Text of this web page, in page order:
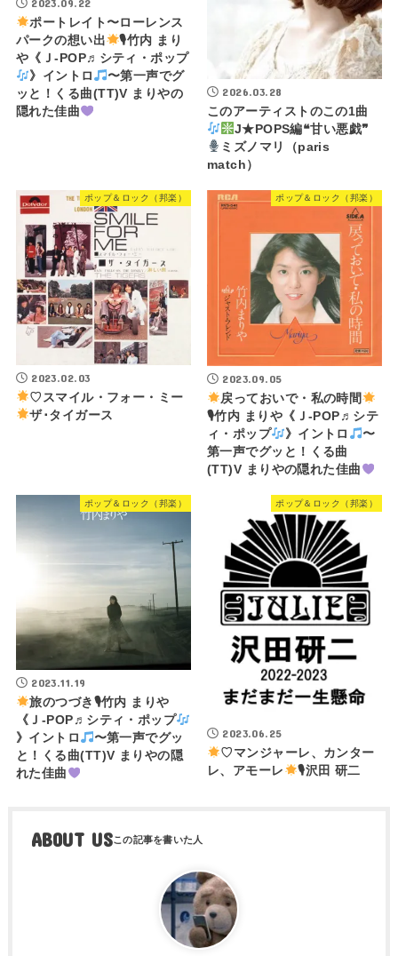
2023.09.22
ポートレイト〜ローレンス
パークの想い出
🎙竹内 まり
や《Ｊ-POP♬シティ・ポップ
》イントロ
〜第一声でグ
ッと！くる曲(TT)V まりやの
隠れた佳曲
2026.03.28
このアーティストのこの1曲
J★POPS編❝甘い悪戯❞
ミズノマリ（paris
match）
ポップ＆ロック（邦楽）
2023.02.03
♡スマイル・フォー・ミー
ザ･タイガース
ポップ＆ロック（邦楽）
2023.09.05
戻っておいで・私の時間
🎙竹内 まりや《Ｊ-POP♬シテ
ィ・ポップ
》イントロ
〜
第一声でグッと！くる曲
(TT)V まりやの隠れた佳曲
ポップ＆ロック（邦楽）
2023.11.19
旅のつづき🎙竹内 まりや
《Ｊ-POP♬シティ・ポップ
》イントロ
〜第一声でグッ
と！くる曲(TT)V まりやの隠
れた佳曲
ポップ＆ロック（邦楽）
2023.06.25
♡マンジャーレ、カンター
レ、アモーレ
🎙沢田 研二
ABOUT US